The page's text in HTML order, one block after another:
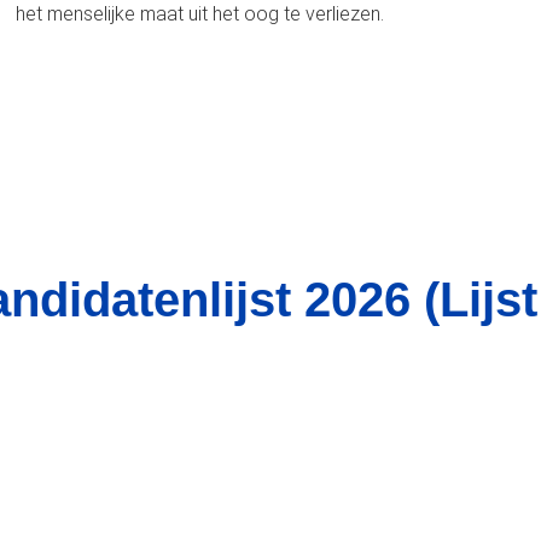
het menselijke maat uit het oog te verliezen.
2026